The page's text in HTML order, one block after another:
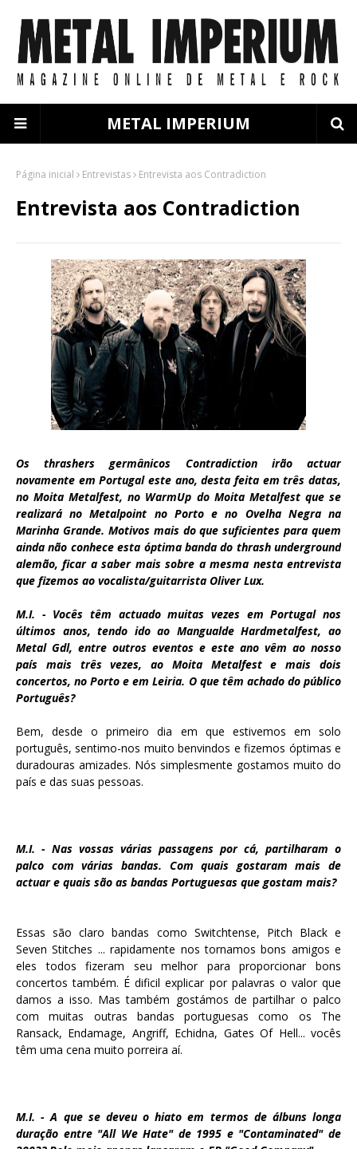
METAL IMPERIUM
Página inicial Entrevistas Entrevista aos Contradiction
Entrevista aos Contradiction
Os thrashers germânicos Contradiction irão actuar
novamente em Portugal este ano, desta feita em três datas,
no Moita Metalfest, no WarmUp do Moita Metalfest que se
realizará no Metalpoint no Porto e no Ovelha Negra na
Marinha Grande. Motivos mais do que suficientes para quem
ainda não conhece esta óptima banda do thrash underground
alemão, ficar a saber mais sobre a mesma nesta entrevista
que fizemos ao vocalista/guitarrista Oliver Lux.
M.I. - Vocês têm actuado muitas vezes em Portugal nos
últimos anos, tendo ido ao Mangualde Hardmetalfest, ao
Metal Gdl, entre outros eventos e este ano vêm ao nosso
país mais três vezes, ao Moita Metalfest e mais dois
concertos, no Porto e em Leiria. O que têm achado do público
Português?
Bem, desde o primeiro dia em que estivemos em solo
português, sentimo-nos muito benvindos e fizemos óptimas e
duradouras amizades. Nós simplesmente gostamos muito do
país e das suas pessoas.
M.I. - Nas vossas várias passagens por cá, partilharam o
palco com várias bandas. Com quais gostaram mais de
actuar e quais são as bandas Portuguesas que gostam mais?
Essas são claro bandas como Switchtense, Pitch Black e
Seven Stitches ... rapidamente nos tornamos bons amigos e
eles todos fizeram seu melhor para proporcionar bons
concertos também. É dificil explicar por palavras o valor que
damos a isso. Mas também gostámos de partilhar o palco
com muitas outras bandas portuguesas como os The
Ransack, Endamage, Angriff, Echidna, Gates Of Hell... vocês
têm uma cena muito porreira aí.
M.I. - A que se deveu o hiato em termos de álbuns longa
duração entre "All We Hate" de 1995 e "Contaminated" de